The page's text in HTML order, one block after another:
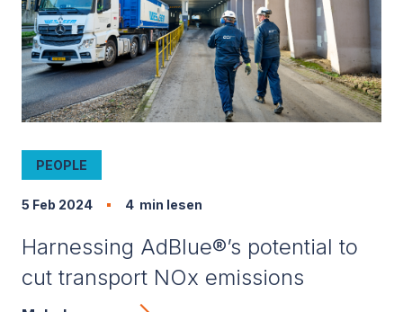
PEOPLE
5 Feb 2024 4 min lesen
Harnessing AdBlue®’s potential to
cut transport NOx emissions